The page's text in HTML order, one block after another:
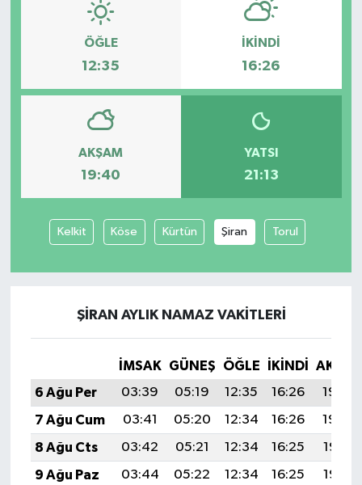
ÖĞLE
12:35
İKINDI
16:26
AKŞAM
19:40
YATSI
21:13
Kelkit Köse Kürtün Şiran Torul
ŞIRAN AYLIK NAMAZ VAKITLERI
İMSAK GÜNEŞ ÖĞLE İKINDI
6 Ağu Per
03:39 05:19 12:35 16:26
19:40
7 Ağu Cum
03:41 05:20 12:34 16:26
19:39
8 Ağu Cts
03:42 05:21 12:34 16:25
19:38
9 Ağu Paz
03:44 05:22 12:34 16:25
19:37
Siyaset
Teknoloji
Yaşam